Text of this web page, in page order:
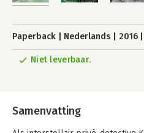
Paperback Nederlands 2016
Niet leverbaar.
Samenvatting